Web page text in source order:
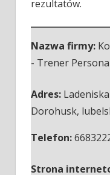
rezultatów.
Nazwa firmy:
- Trener
Adres:
Dorohusk,
Telefon:
Strona